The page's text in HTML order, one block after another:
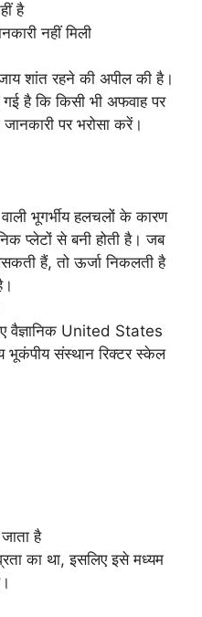
है
नहीं मिली
शांत रहने की अपील की है।
गई है कि किसी भी अफवाह पर
पर भरोसा करें।
भूगर्भीय हलचलों के कारण
प्लेटों से बनी होती है। जब
हैं, तो ऊर्जा निकलती है
वैज्ञानिक United States
संस्थान रिक्टर स्केल
है
का था, इसलिए इसे मध्यम